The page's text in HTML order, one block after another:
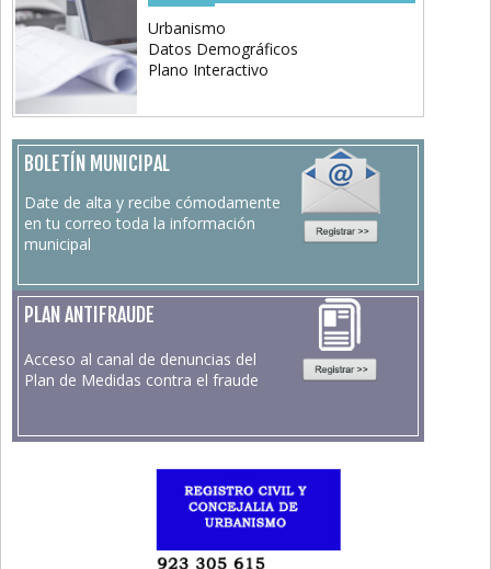
Urbanismo
Datos Demográficos
Plano Interactivo
BOLETÍN MUNICIPAL
Date de alta y recibe cómodamente
en tu correo toda la información
municipal
PLAN ANTIFRAUDE
Acceso al canal de denuncias del
Plan de Medidas contra el fraude